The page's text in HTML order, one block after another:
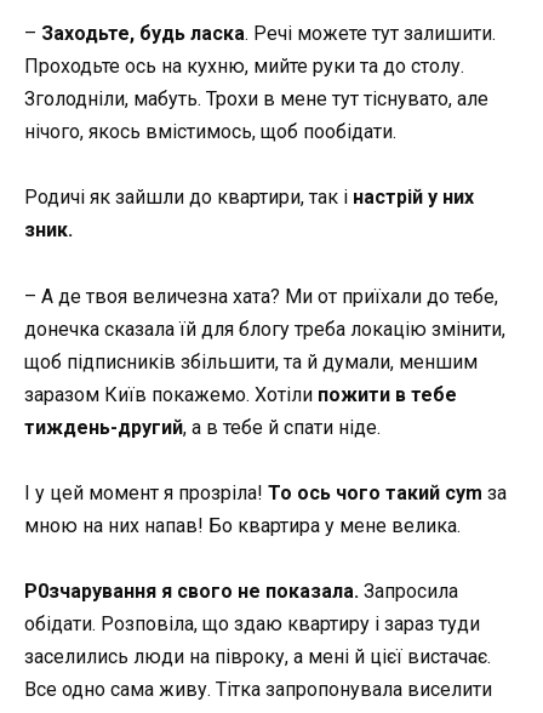
– Заходьте, будь ласка. Речі можете тут залишити.
Проходьте ось на кухню, мийте руки та до столу.
Зголодніли, мабуть. Трохи в мене тут тіснувато, але
нічого, якось вмістимось, щоб пообідати.
Родичі як зайшли до квартири, так і настрій у них
зник.
– А де твоя величезна хата? Ми от приїхали до тебе,
донечка сказала їй для блогу треба локацію змінити,
щоб підписників збільшити, та й думали, меншим
заразом Київ покажемо. Хотіли пожити в тебе
тиждень-другий, а в тебе й спати ніде.
І у цей момент я прозріла! То ось чого такий суm за
мною на них напав! Бо квартира у мене велика.
Р0зчарування я свого не показала. Запросила
обідати. Розповіла, що здаю квартиру і зараз туди
заселились люди на півроку, а мені й цієї вистачає.
Все одно сама живу. Тітка запропонувала виселити